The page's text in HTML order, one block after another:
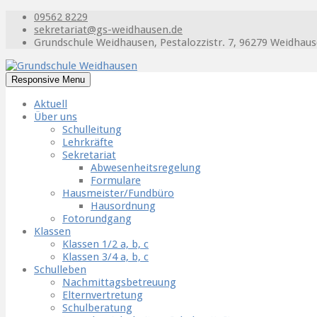
09562 8229
sekretariat@gs-weidhausen.de
Grundschule Weidhausen, Pestalozzistr. 7, 96279
Responsive Menu
Aktuell
Über uns
Schulleitung
Lehrkräfte
Sekretariat
Abwesenheitsregelung
Formulare
Hausmeister/Fundbüro
Hausordnung
Fotorundgang
Klassen
Klassen 1/2 a, b, c
Klassen 3/4 a, b, c
Schulleben
Nachmittagsbetreuung
Elternvertretung
Schulberatung